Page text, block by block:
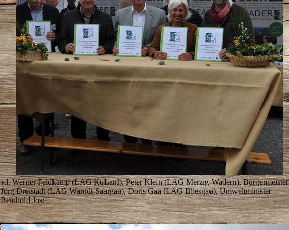
v.l. Werner Feldkamp (LAG KuLanI), Peter Klein (LAG Merzig-Wadern), Bürgermeister
Jörg Dreistadt (LAG Warndt-Saargau), Doris Gaa (LAG Bliesgau), Umweltminister
Reinhold Jost